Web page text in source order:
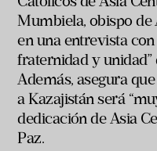
Mumbiela, obispo de
en una entrevista
fraternidad y
Además, asegura
a Kazajistán será
dedicación de Asia
Paz.